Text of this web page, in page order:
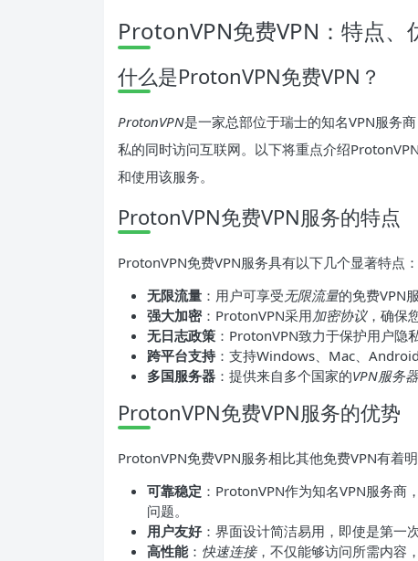
ProtonVPN免费VPN：特点
什么是ProtonVPN免费VPN？
ProtonVPN是一家总部位于瑞士的知名VPN服务
私的同时访问互联网。以下将重点介绍
和使用该服务。
ProtonVPN免费VPN服务的特点
ProtonVPN免费VPN服务具有以下几个显著特点：
无限流量 ：用户可享受无限流量的免费VPN
强大加密：ProtonVPN采用加密协议，确保
无日志政策 ：ProtonVPN致力于保护用户隐
跨平台支持：支持Windows、Mac、
多国服务器 ：提供来自多个国家的VPN服务器
ProtonVPN免费VPN服务的优势
ProtonVPN免费VPN服务相比其他免费VPN有着
可靠稳定 ：ProtonVPN作为知名VPN服务商
问题。
用户友好：界面设计简洁易用，即使是第一
高性能： 快速连接，不仅能够访问所需内容